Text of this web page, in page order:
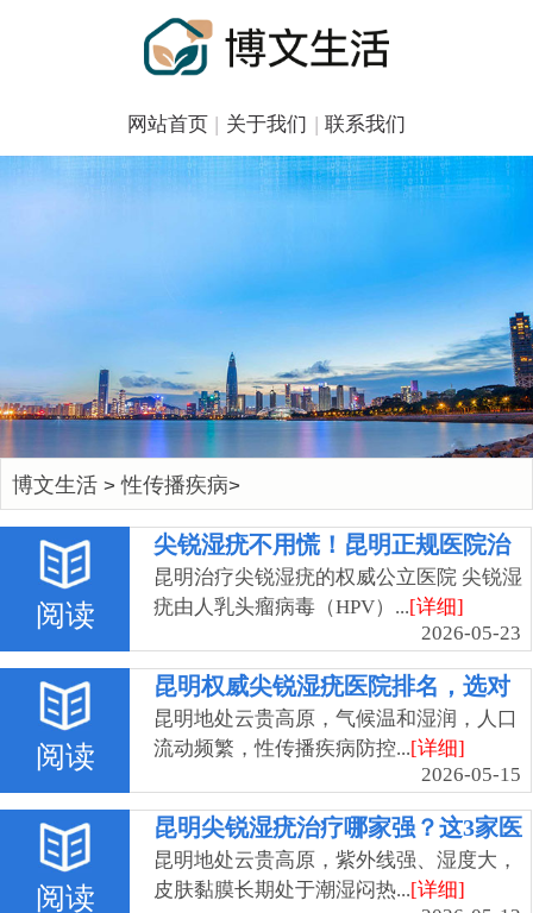
网站首页 关于我们 联系我们
博文生活>性传播疾病>
阅读
尖锐湿疣不用慌！昆明正规医院治
疗技术新突破
昆明治疗尖锐湿疣的权威公立医院 尖锐湿
疣由人乳头瘤病毒（HPV）...[详细]
2026-05-23
阅读
昆明权威尖锐湿疣医院排名，选对
专家少走弯路
昆明地处云贵高原，气候温和湿润，人口
流动频繁，性传播疾病防控...[详细]
2026-05-15
阅读
昆明尖锐湿疣治疗哪家强？这3家医
院口碑与疗效俱佳
昆明地处云贵高原，紫外线强、湿度大，
皮肤黏膜长期处于潮湿闷热...[详细]